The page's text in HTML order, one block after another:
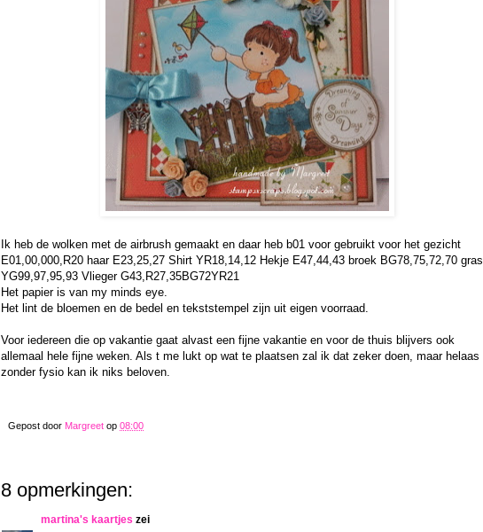
Ik heb de wolken met de airbrush gemaakt en daar heb b01 voor gebruikt voor het gezicht
E01,00,000,R20 haar E23,25,27 Shirt YR18,14,12 Hekje E47,44,43 broek BG78,75,72,70 gras
YG99,97,95,93 Vlieger G43,R27,35BG72YR21
Het papier is van my minds eye.
Het lint de bloemen en de bedel en tekststempel zijn uit eigen voorraad.
Voor iedereen die op vakantie gaat alvast een fijne vakantie en voor de thuis blijvers ook
allemaal hele fijne weken. Als t me lukt op wat te plaatsen zal ik dat zeker doen, maar helaas
zonder fysio kan ik niks beloven.
Gepost door Margreet op 08:00
8 opmerkingen:
martina's kaartjes zei